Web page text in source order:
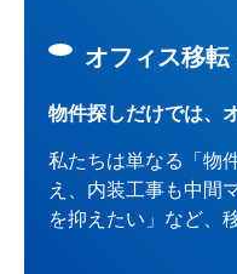
オフィス移
物件探しだけでは、
私たちは単なる「物
え、内装工事も中間
を抑えたい」など、